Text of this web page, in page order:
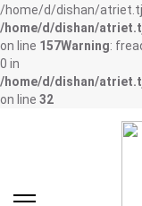
/home/d/dishan/
/home/d/dishan/
on line 157Warning:
0 in
/home/d/dishan/
on line 32